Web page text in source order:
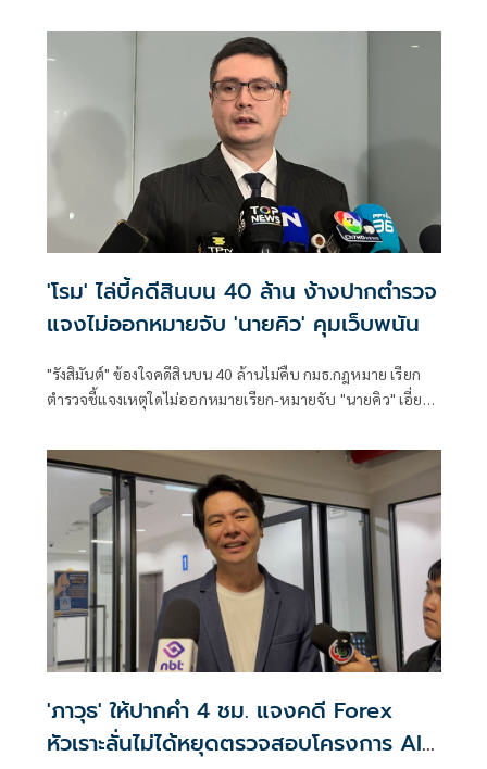
'โรม' ไล่บี้คดีสินบน 40 ล้าน ง้างปากตำรวจ
แจงไม่ออกหมายจับ 'นายคิว' คุมเว็บพนัน
"รังสิมันต์" ข้องใจคดีสินบน 40 ล้านไม่คืบ กมธ.กฎหมาย เรียก
ตำรวจชี้แจงเหตุใดไม่ออกหมายเรียก-หมายจับ "นายคิว" เอี่ยว
ความเท็จ หรือเจ้าหน้าที่ละเว้นปฏิบัติหน้าที่
'ภาวุธ' ให้ปากคำ 4 ชม. แจงคดี Forex
หัวเราะลั่นไม่ได้หยุดตรวจสอบโครงการ AI